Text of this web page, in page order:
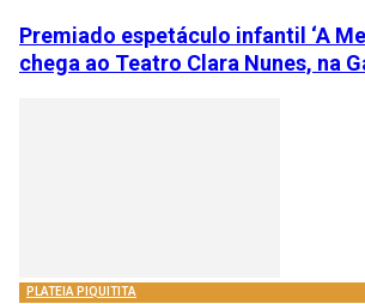
Premiado espetáculo infantil ‘A
chega ao Teatro Clara Nunes, na
PLATEIA PIQUITITA